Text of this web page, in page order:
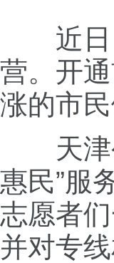
近
营。开
涨的市
天
惠民”服
志愿者
并对专